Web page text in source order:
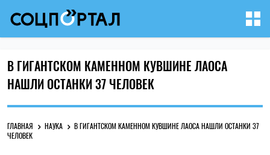
В ГИГАНТСКОМ КАМЕННОМ КУВШИНЕ ЛАОСА
НАШЛИ ОСТАНКИ 37 ЧЕЛОВЕК
ГЛАВНАЯ НАУКА
В ГИГАНТСКОМ КАМЕННОМ КУВШИНЕ ЛАОСА НАШЛИ ОСТАНКИ 37
ЧЕЛОВЕК